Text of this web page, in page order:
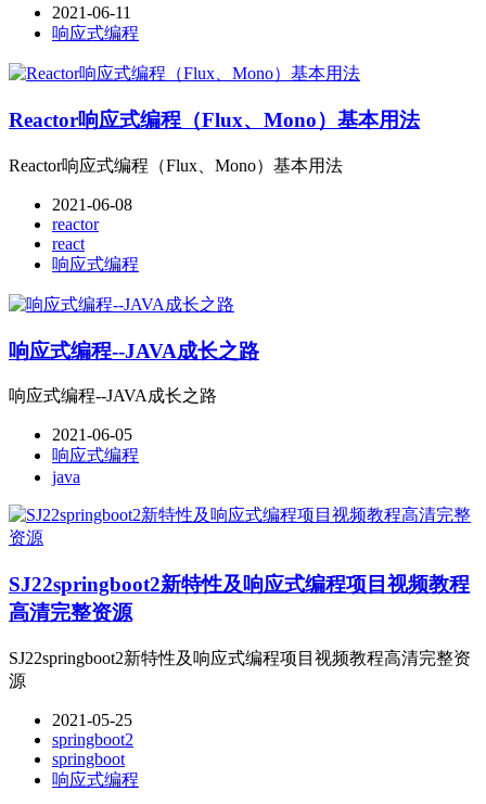
2021-06-11
响应式编程
Reactor响应式编程（Flux、Mono）基本用法
Reactor响应式编程（Flux、Mono）基本用法
2021-06-08
reactor
react
响应式编程
响应式编程--JAVA成长之路
响应式编程--JAVA成长之路
2021-06-05
响应式编程
java
SJ22springboot2新特性及响应式编程项目视频教程
高清完整资源
SJ22springboot2新特性及响应式编程项目视频教程高清完整资
源
2021-05-25
springboot2
springboot
响应式编程